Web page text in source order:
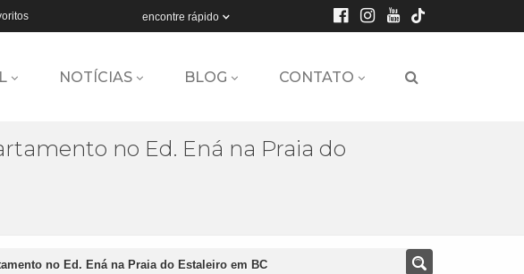
encontre rápido
NOTÍCIAS BLOG CONTATO
no Ed. Ená na Praia do
no Ed. Ená na Praia do Estaleiro em BC